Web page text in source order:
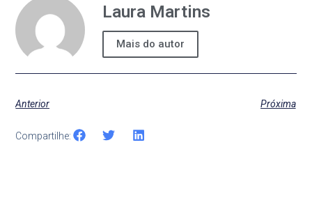
Laura Martins
Mais do autor
Anterior Próxima
Compartilhe: